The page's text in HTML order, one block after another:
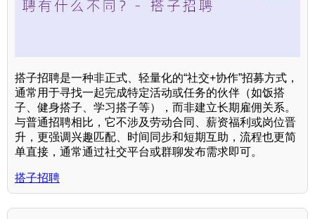
搭子招聘是一种非正式、轻量化的“社交+协作”招募方式，
通常用于寻找一起完成特定活动或任务的伙伴（如饭搭
子、健身搭子、学习搭子等），而非建立长期雇佣关系。
与普通招聘相比，它不涉及劳动合同、薪资福利或岗位晋
升，更强调兴趣匹配、时间同步和短期互助，流程也更简
单直接，通常通过社交平台或群聊发布需求即可。
搭子招聘